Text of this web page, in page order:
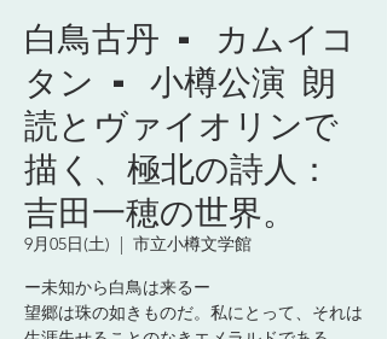
白鳥古丹 - カムイコ
タン - 小樽公演 朗
読とヴァイオリンで
描く、極北の詩人：
吉田一穂の世界。
9月05日(土)
  |
市立小樽文学館
ー未知から白鳥は来るー
望郷は珠の如きものだ。私にとって、それは